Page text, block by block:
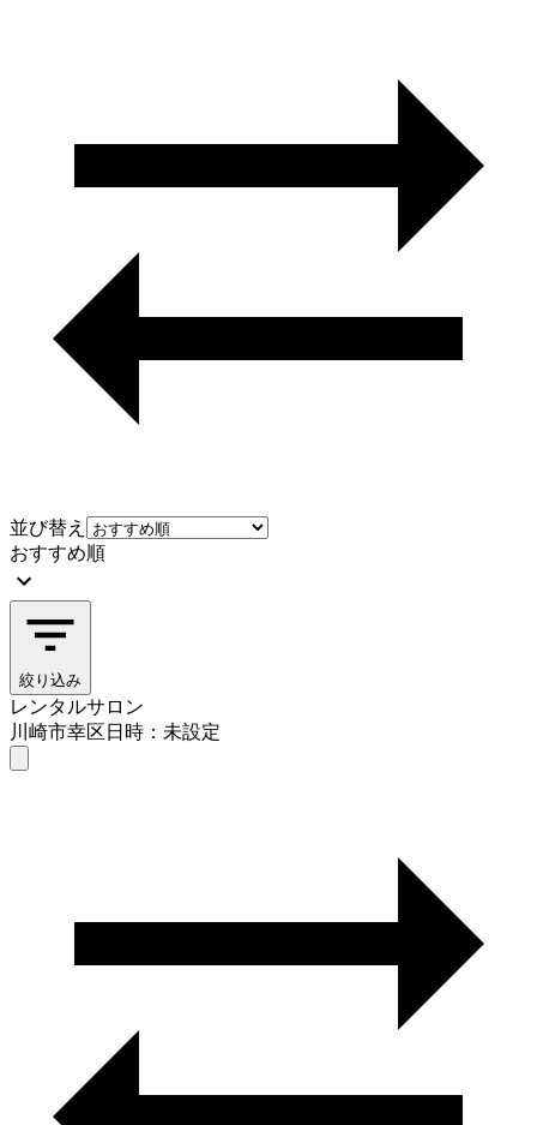
並び替え
おすすめ順
絞り込み
レンタルサロン
川崎市幸区日時：未設定